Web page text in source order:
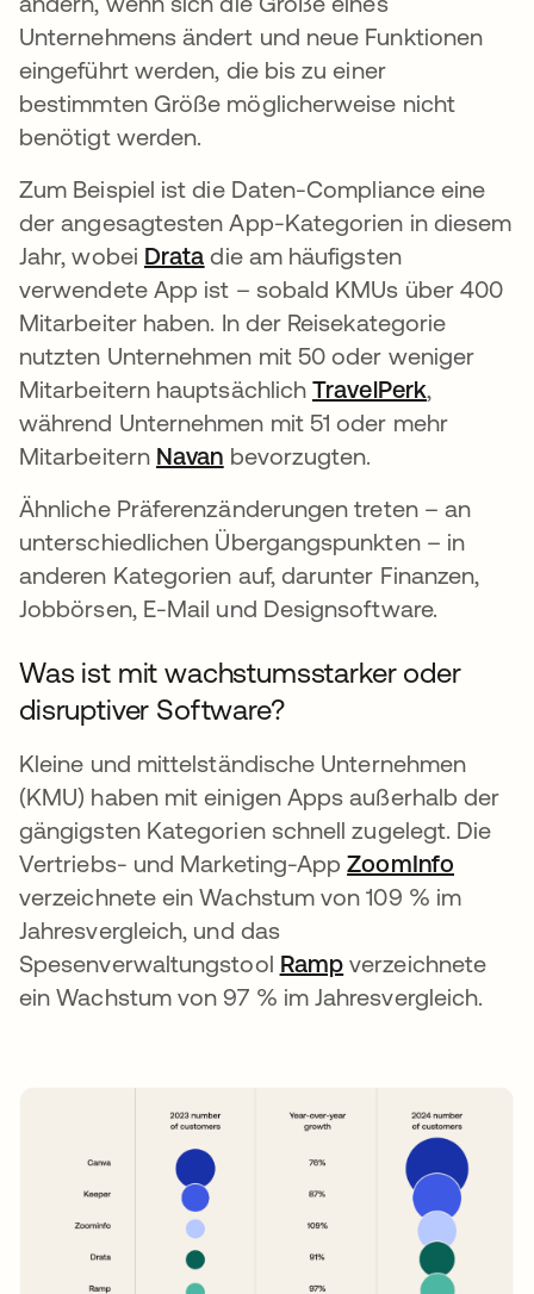
Unternehmens ändert und neue Funktionen
eingeführt werden, die bis zu einer
bestimmten Größe möglicherweise nicht
benötigt werden.
Zum Beispiel ist die Daten-Compliance eine
der angesagtesten App-Kategorien in diesem
Jahr, wobei Drata wird in einer neuen
die am häufigsten
verwendete App ist – sobald KMUs über 400
Mitarbeiter haben. In der Reisekategorie
nutzten Unternehmen mit 50 oder weniger
Mitarbeitern hauptsächlichTravelPerkwird in
,
während Unternehmen mit 51 oder mehr
Mitarbeitern Navan wird in einer neuen
bevorzugten.
Ähnliche Präferenzänderungen treten – an
unterschiedlichen Übergangspunkten – in
anderen Kategorien auf, darunter Finanzen,
Jobbörsen, E-Mail und Designsoftware.
Was ist mit wachstumsstarker oder
disruptiver Software?
Kleine und mittelständische Unternehmen
(KMU) haben mit einigen Apps außerhalb der
gängigsten Kategorien schnell zugelegt. Die
Vertriebs- und Marketing-AppZoomInfo
verzeichnete ein Wachstum von 109 % im
Jahresvergleich, und das
Spesenverwaltungstool Ramp wird in einer
verzeichnete
ein Wachstum von 97 % im Jahresvergleich.